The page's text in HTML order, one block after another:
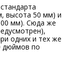
высота 50 мм) и
мм). Сюда же
одних и тех же
дюймов по